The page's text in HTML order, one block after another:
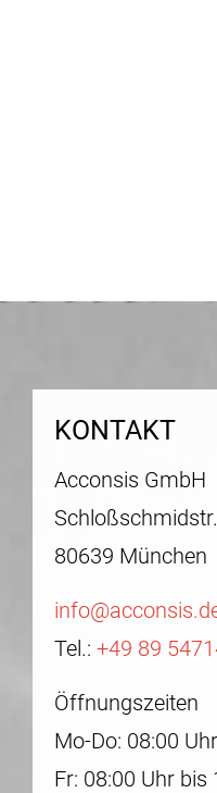
KONTAKT
Acconsis GmbH
80639 München
Tel.: +49 89
Öffnungszeiten
Mo-Do: 08:00
Fr: 08:00 Uhr bis